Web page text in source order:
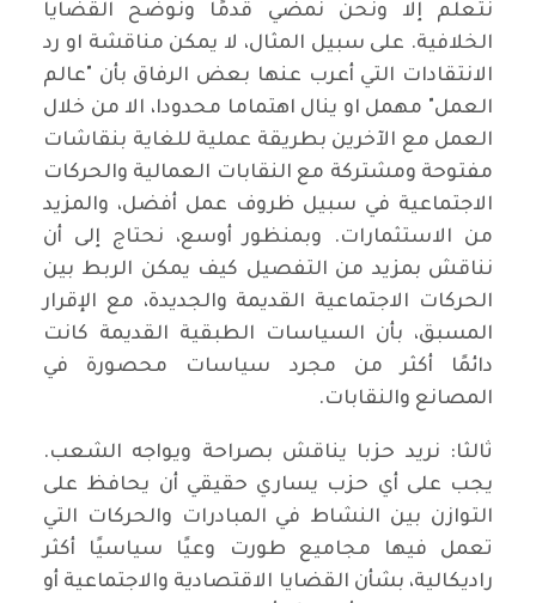
نتعلم إلا ونحن نمضي قدمًا ونوضح القضايا
الخلافية. على سبيل المثال، لا يمكن مناقشة او رد
الانتقادات التي أعرب عنها بعض الرفاق بأن "عالم
العمل" مهمل او ينال اهتماما محدودا، الا من خلال
العمل مع الآخرين بطريقة عملية للغاية بنقاشات
مفتوحة ومشتركة مع النقابات العمالية والحركات
الاجتماعية في سبيل ظروف عمل أفضل، والمزيد
من الاستثمارات. وبمنظور أوسع، نحتاج إلى أن
نناقش بمزيد من التفصيل كيف يمكن الربط بين
الحركات الاجتماعية القديمة والجديدة، مع الإقرار
المسبق، بأن السياسات الطبقية القديمة كانت
دائمًا أكثر من مجرد سياسات محصورة في
المصانع والنقابات.
ثالثا: نريد حزبا يناقش بصراحة ويواجه الشعب.
يجب على أي حزب يساري حقيقي أن يحافظ على
التوازن بين النشاط في المبادرات والحركات التي
تعمل فيها مجاميع طورت وعيًا سياسيًا أكثر
راديكالية، بشأن القضايا الاقتصادية والاجتماعية أو